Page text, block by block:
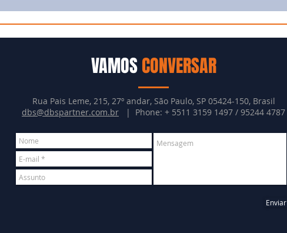
VAMOSCONVERSAR
Rua Pais Leme, 215, 27º andar, São Paulo, SP 05424-150, Brasil
dbs@dbspartner.com.br | Phone: + 5511 3159 1497 / 95244 4787
Enviar